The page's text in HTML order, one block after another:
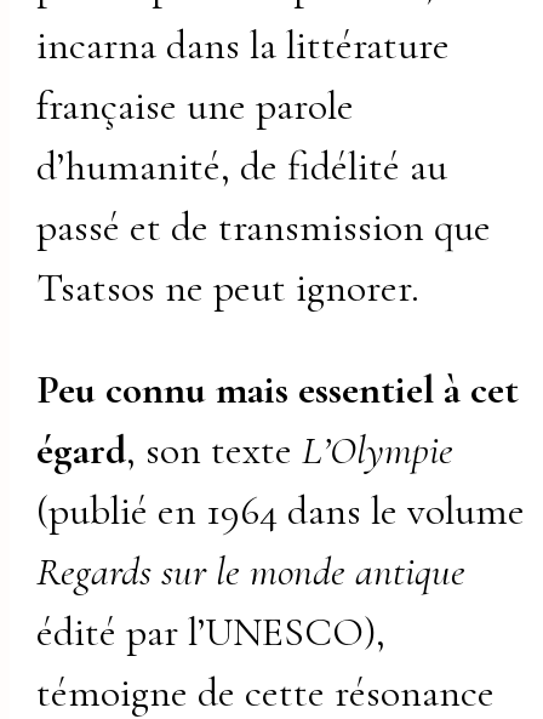
incarna dans la littérature
française une parole
d’humanité, de fidélité au
passé et de transmission que
Tsatsos ne peut ignorer.
Peu connu mais essentiel à cet
égard, son texteL’Olympie
(publié en 1964 dans le volume
Regards sur le monde antique
édité par l’UNESCO),
témoigne de cette résonance